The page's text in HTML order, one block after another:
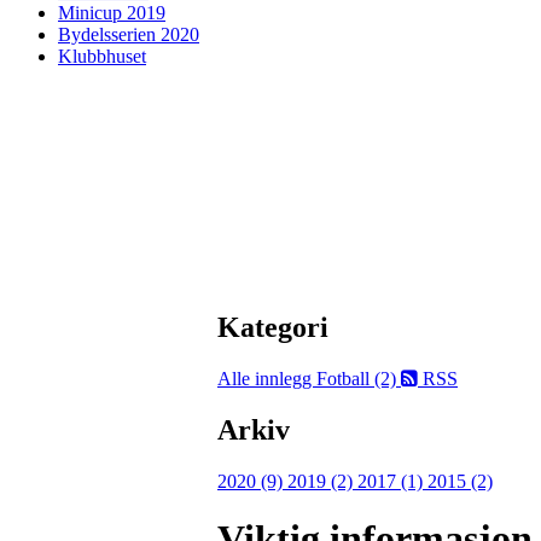
Minicup 2019
Bydelsserien 2020
Klubbhuset
Kategori
Alle innlegg Fotball (2) RSS
Arkiv
2020 (9) 2019 (2) 2017 (1) 2015 (2)